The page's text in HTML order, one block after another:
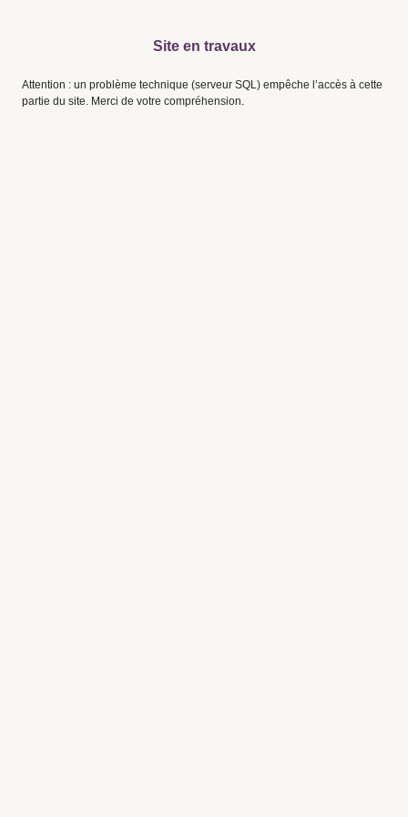
Site en travaux
Attention : un problème technique (serveur SQL) empêche l’accès à cette
partie du site. Merci de votre compréhension.